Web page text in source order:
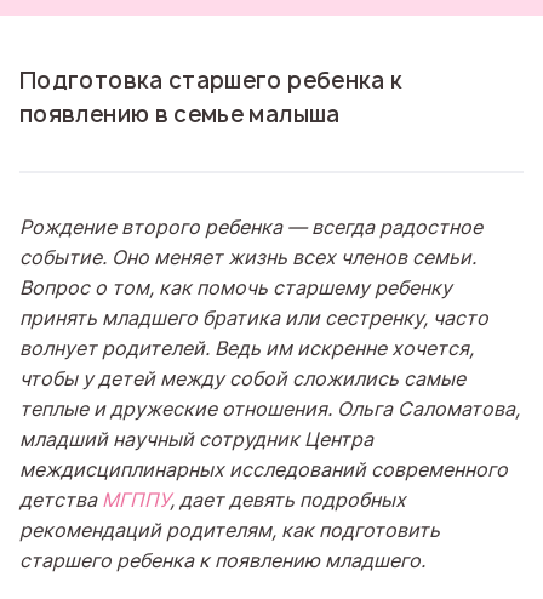
Подготовка старшего ребенка к
появлению в семье малыша
Рождение второго ребенка — всегда радостное
событие. Оно меняет жизнь всех членов семьи.
Вопрос о том, как помочь старшему ребенку
принять младшего братика или сестренку, часто
волнует родителей. Ведь им искренне хочется,
чтобы у детей между собой сложились самые
теплые и дружеские отношения. Ольга Саломатова,
младший научный сотрудник Центра
междисциплинарных исследований современного
детстваМГППУ, дает девять подробных
рекомендаций родителям, как подготовить
старшего ребенка к появлению младшего.